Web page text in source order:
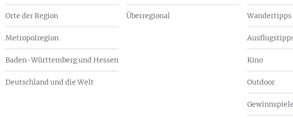
Orte der Region
Metropolregion
Baden-Württemberg und Hessen
Deutschland und die Welt
Überregional Wandertipps
Kino
Outdoor
Gewinnspiele